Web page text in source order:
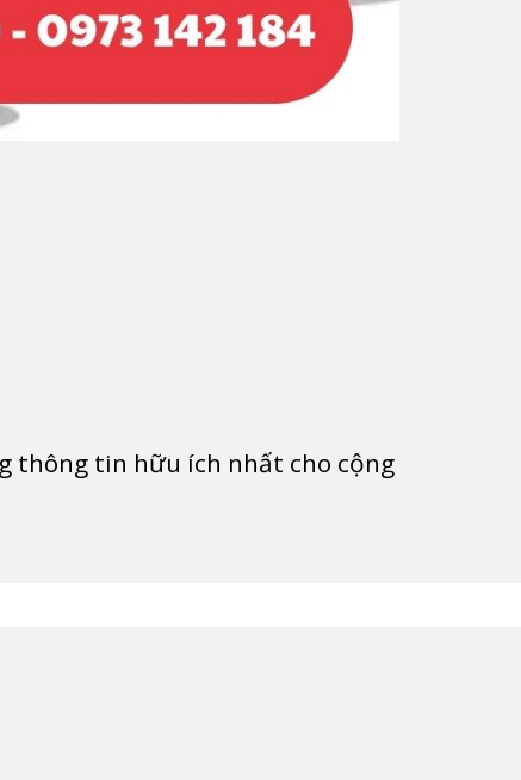
thông tin hữu ích nhất cho cộng